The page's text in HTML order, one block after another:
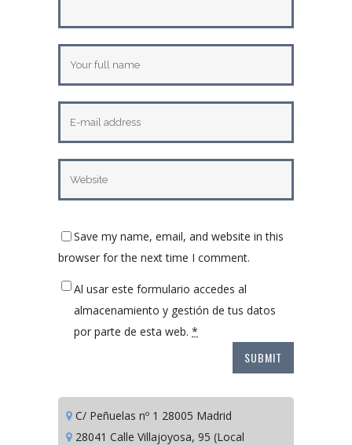
Save my name, email, and website in this
browser for the next time I comment.
Al usar este formulario accedes al
almacenamiento y gestión de tus datos
por parte de esta web. *
C/ Peñuelas nº 1 28005 Madrid
28041 Calle Villajoyosa, 95 (Local